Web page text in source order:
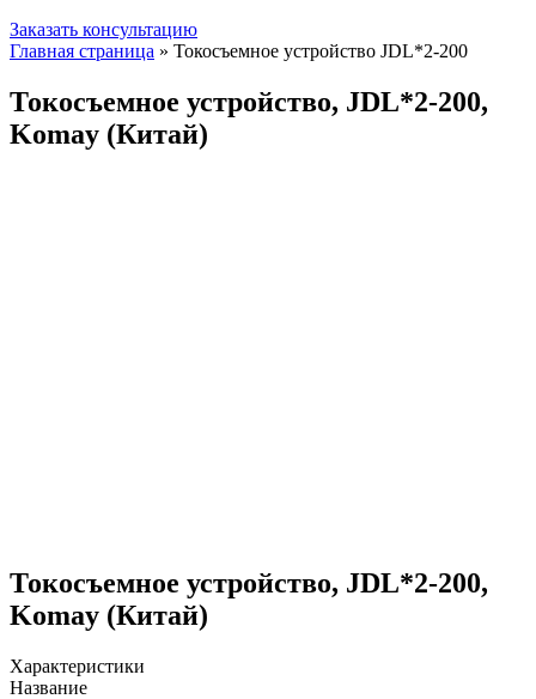
Заказать консультацию
Главная страница » Токосъемное устройство JDL*2-200
Токосъемное устройство, JDL*2-200,
Komay (Китай)
Токосъемное устройство, JDL*2-200,
Komay (Китай)
Характеристики
Название